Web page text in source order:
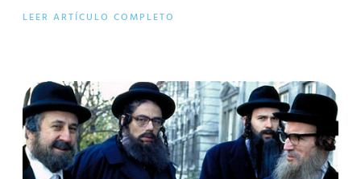
LEER ARTÍCULO COMPLETO